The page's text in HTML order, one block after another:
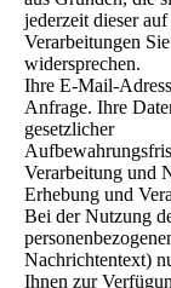
jederzeit dieser
Verarbeitungen
widersprechen.
Ihre E-Mail-
Anfrage. Ihre
gesetzlicher
Verarbeitung und
Erhebung und
Bei der Nutzung
Nachrichtentext)
Ihnen zur